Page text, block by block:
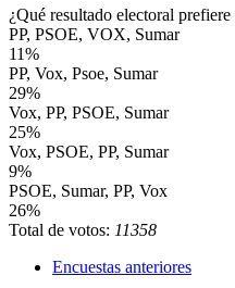
¿Qué resultado electoral
PP, PSOE, VOX, Sumar
11%
PP, Vox, Psoe, Sumar
29%
Vox, PP, PSOE, Sumar
25%
Vox, PSOE, PP, Sumar
9%
PSOE, Sumar, PP, Vox
26%
Total de votos: 11358
Encuestas anteriores